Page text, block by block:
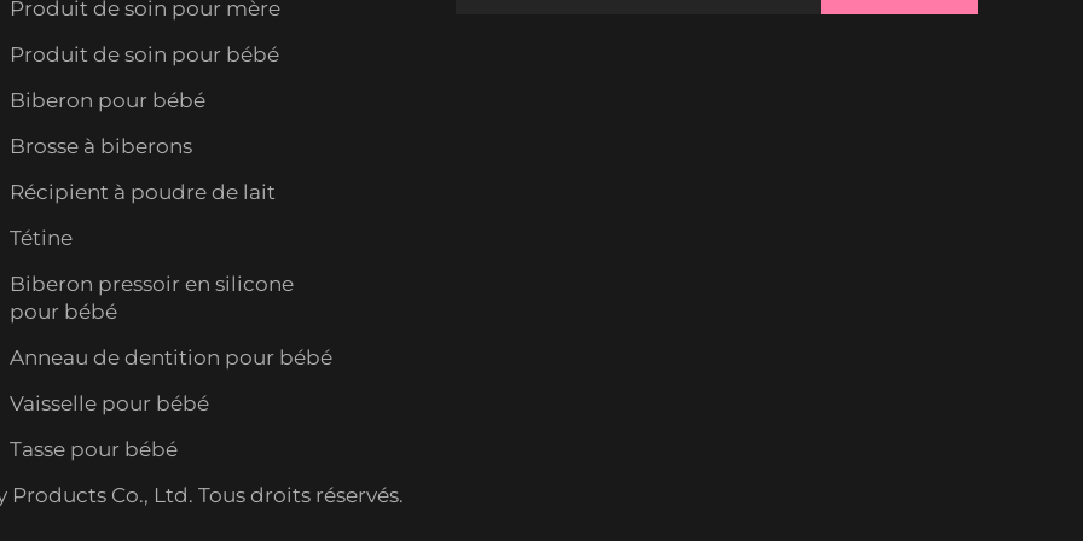
Produit de soin pour mère
Produit de soin pour bébé
Biberon pour bébé
Brosse à biberons
Récipient à poudre de lait
Tétine
Biberon pressoir en silicone
pour bébé
Anneau de dentition pour bébé
Vaisselle pour bébé
Tasse pour bébé
Co., Ltd. Tous droits réservés.